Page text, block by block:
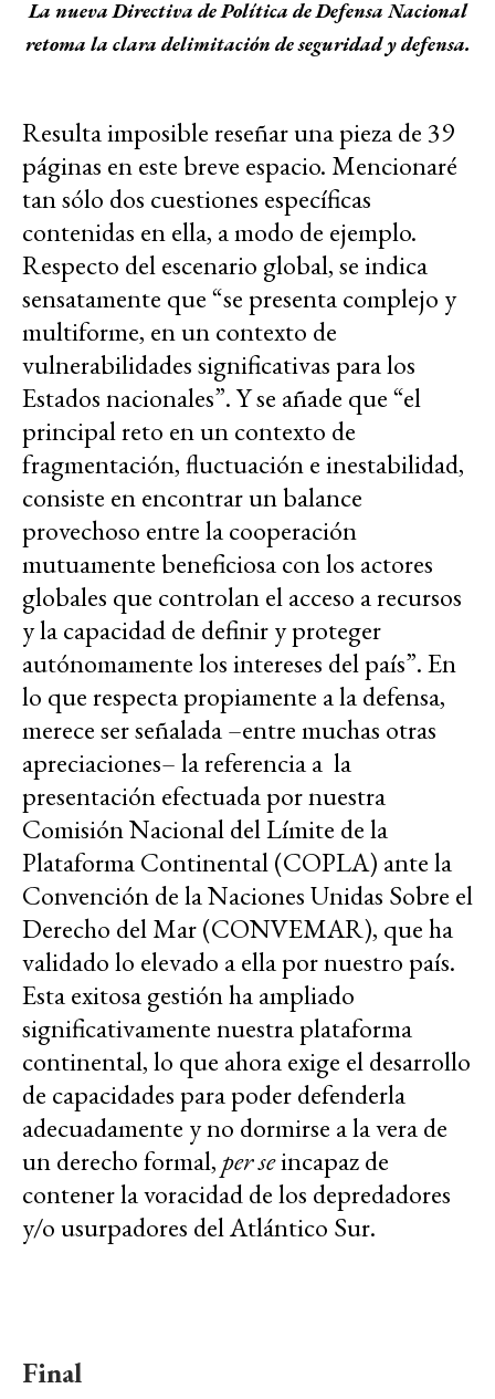
La nueva Directiva de Política de Defensa Nacional
retoma la clara delimitación de seguridad y defensa.
Resulta imposible reseñar una pieza de 39
páginas en este breve espacio. Mencionaré
tan sólo dos cuestiones específicas
contenidas en ella, a modo de ejemplo.
Respecto del escenario global, se indica
sensatamente que “se presenta complejo y
multiforme, en un contexto de
vulnerabilidades significativas para los
Estados nacionales”. Y se añade que “el
principal reto en un contexto de
fragmentación, fluctuación e inestabilidad,
consiste en encontrar un balance
provechoso entre la cooperación
mutuamente beneficiosa con los actores
globales que controlan el acceso a recursos
y la capacidad de definir y proteger
autónomamente los intereses del país”. En
lo que respecta propiamente a la defensa,
merece ser señalada –entre muchas otras
apreciaciones– la referencia a la
presentación efectuada por nuestra
Comisión Nacional del Límite de la
Plataforma Continental (COPLA) ante la
Convención de la Naciones Unidas Sobre el
Derecho del Mar (CONVEMAR), que ha
validado lo elevado a ella por nuestro país.
Esta exitosa gestión ha ampliado
significativamente nuestra plataforma
continental, lo que ahora exige el desarrollo
de capacidades para poder defenderla
adecuadamente y no dormirse a la vera de
un derecho formal,per seincapaz de
contener la voracidad de los depredadores
y/o usurpadores del Atlántico Sur.
Final